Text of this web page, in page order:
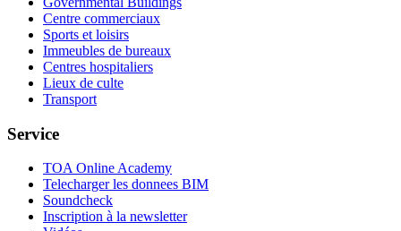
Centre commerciaux
Sports et loisirs
Immeubles de bureaux
Centres hospitaliers
Lieux de culte
Transport
Service
TOA Online Academy
Telecharger les donnees BIM
Soundcheck
Inscription à la newsletter